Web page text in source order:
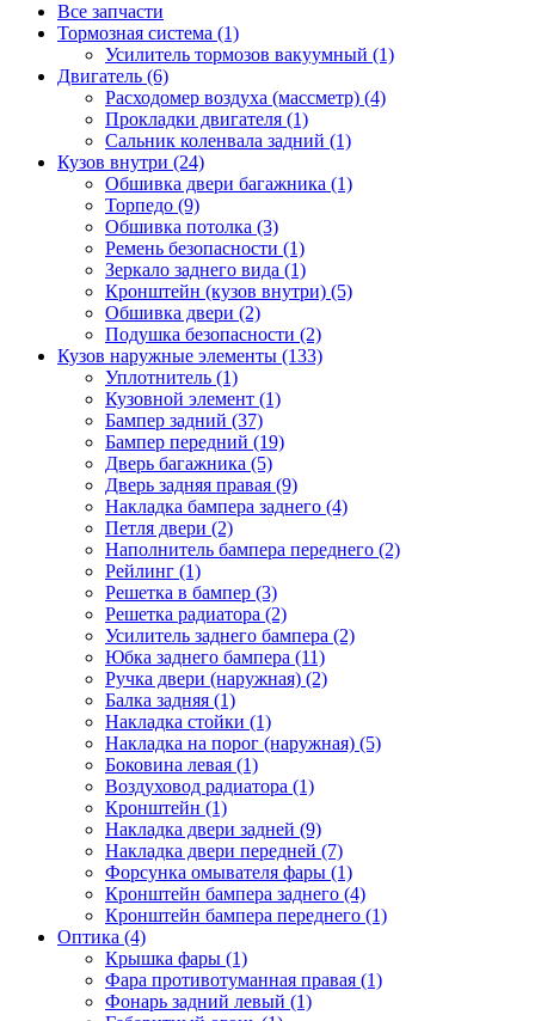
Все запчасти
Тормозная система (1)
Усилитель тормозов вакуумный (1)
Двигатель (6)
Расходомер воздуха (массметр) (4)
Прокладки двигателя (1)
Сальник коленвала задний (1)
Кузов внутри (24)
Обшивка двери багажника (1)
Торпедо (9)
Обшивка потолка (3)
Ремень безопасности (1)
Зеркало заднего вида (1)
Кронштейн (кузов внутри) (5)
Обшивка двери (2)
Подушка безопасности (2)
Кузов наружные элементы (133)
Уплотнитель (1)
Кузовной элемент (1)
Бампер задний (37)
Бампер передний (19)
Дверь багажника (5)
Дверь задняя правая (9)
Накладка бампера заднего (4)
Петля двери (2)
Наполнитель бампера переднего (2)
Рейлинг (1)
Решетка в бампер (3)
Решетка радиатора (2)
Усилитель заднего бампера (2)
Юбка заднего бампера (11)
Ручка двери (наружная) (2)
Балка задняя (1)
Накладка стойки (1)
Накладка на порог (наружная) (5)
Боковина левая (1)
Воздуховод радиатора (1)
Кронштейн (1)
Накладка двери задней (9)
Накладка двери передней (7)
Форсунка омывателя фары (1)
Кронштейн бампера заднего (4)
Кронштейн бампера переднего (1)
Оптика (4)
Крышка фары (1)
Фара противотуманная правая (1)
Фонарь задний левый (1)